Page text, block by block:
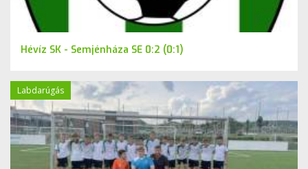
Hévíz SK - Semjénháza SE 0:2 (0:1)
Labdarúgás